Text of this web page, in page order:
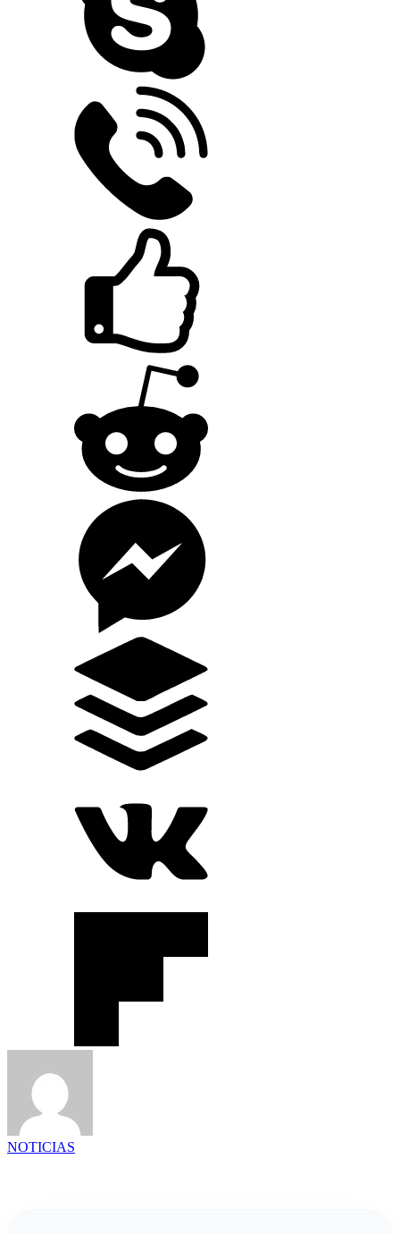
NOTICIAS